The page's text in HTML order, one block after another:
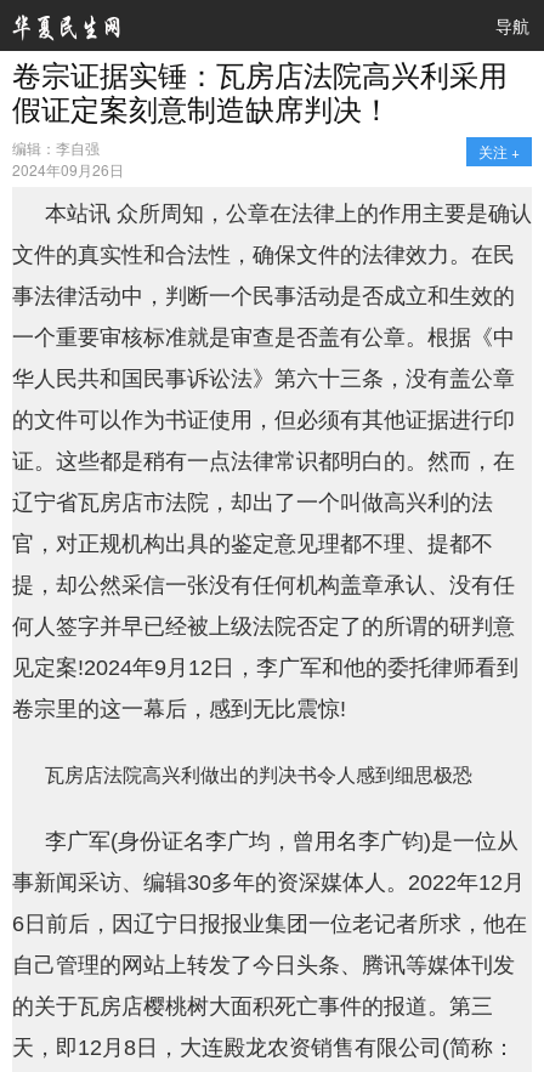
导航
卷宗证据实锤：瓦房店法院高兴利采用
假证定案刻意制造缺席判决！
编辑：李自强
2024年09月26日
关注 +
本站讯 众所周知，公章在法律上的作用主要是确认
文件的真实性和合法性，确保文件的法律效力。在民
事法律活动中，判断一个民事活动是否成立和生效的
一个重要审核标准就是审查是否盖有公章。根据‌《中
华人民共和国民事诉讼法》第六十三条，没有盖公章
的文件可以作为书证使用，但必须有其他证据进行印
证。这些都是稍有一点法律常识都明白的。然而，在
辽宁省瓦房店市法院，却出了一个叫做高兴利的法
官，对正规机构出具的鉴定意见理都不理、提都不
提，却公然采信一张没有任何机构盖章承认、没有任
何人签字并早已经被上级法院否定了的所谓的研判意
见定案!2024年9月12日，李广军和他的委托律师看到
卷宗里的这一幕后，感到无比震惊!
瓦房店法院高兴利做出的判决书令人感到细思极恐
李广军(身份证名李广均，曾用名李广钧)是一位从
事新闻采访、编辑30多年的资深媒体人。2022年12月
6日前后，因辽宁日报报业集团一位老记者所求，他在
自己管理的网站上转发了今日头条、腾讯等媒体刊发
的关于瓦房店樱桃树大面积死亡事件的报道。第三
天，即12月8日，大连殿龙农资销售有限公司(简称：